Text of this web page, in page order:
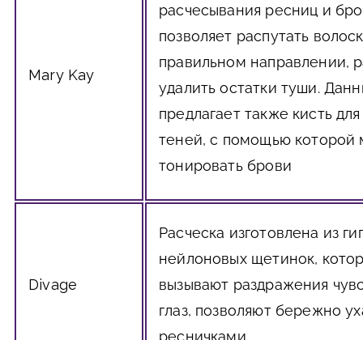
Mary Kay
расчесывания ресниц и
позволяет распутать
правильном направлении,
удалить остатки туши.
предлагает также кисть
теней, с помощью которой
тонировать брови
Divage
Расческа изготовлена из
нейлоновых щетинок,
вызывают раздражения
глаз, позволяют бережно
ресничками